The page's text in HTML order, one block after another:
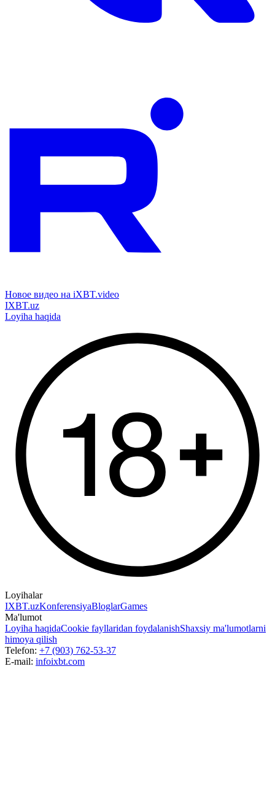
Новое видео на iXBT.video
IXBT.uz
Loyiha haqida
Loyihalar
IXBT.uzKonferensiyaBloglarGames
Ma'lumot
Loyiha haqidaCookie fayllaridan foydalanishShaxsiy ma'lumotlarni
himoya qilish
Telefon: +7 (903) 762-53-37
E-mail: infoixbt.com